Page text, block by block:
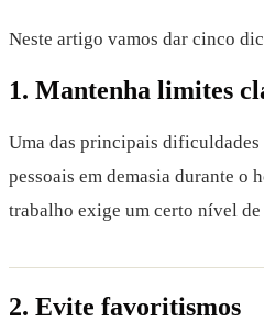
Neste artigo vamos dar cinco
1. Mantenha limites
Uma das principais dificuldades
pessoais em demasia durante o
trabalho exige um certo nível
2. Evite favoritismos